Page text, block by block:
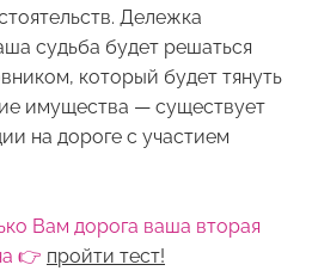
Дележка
судьба будет решаться
который будет тянуть
имущества — существует
на дороге с участием
Вам дорога ваша вторая
👉 пройти тест!